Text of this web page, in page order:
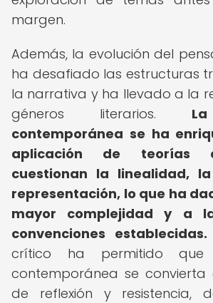
margen.
Además, la evolución del
ha desafiado las estructuras
la narrativa y ha llevado a la
géneros literarios.
contemporánea se ha
aplicación de teorías
cuestionan la linealidad,
representación, lo que ha
mayor complejidad y a
convenciones establecidas.
crítico ha permitido que
contemporánea se convierta
de reflexión y resistencia,